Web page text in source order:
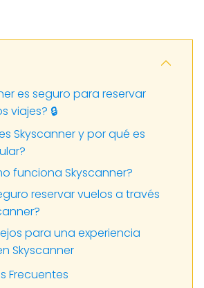
es seguro para reservar
viajes? 🔒
Skyscanner y por qué es
funciona Skyscanner?
reservar vuelos a través
para una experiencia
Skyscanner
Frecuentes